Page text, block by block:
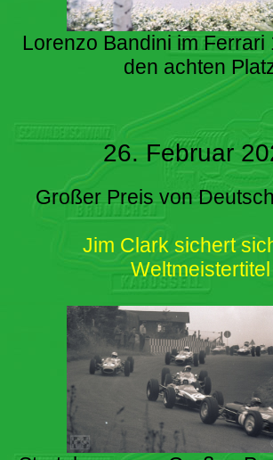
Lorenzo Bandini im Ferrari
den achten
26. Februar
Großer Preis von
Jim Clark sichert
Weltmeistertitel